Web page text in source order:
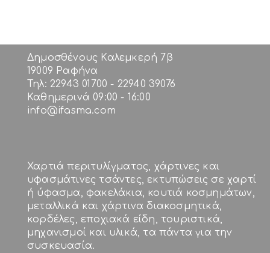
Δημοσθένους Καλεμκερή 7β
19009 Ραφήνα
Τηλ: 22943 01700 - 22940 39076
Καθημερινά 09:00 - 16:00
info@ifasma.com
Χαρτιά περιτυλίγματος, χάρτινες και
υφασμάτινες τσάντες, εκτυπώσεις σε χαρτί
ή ύφασμα, φακελάκια, κουτιά κοσμημάτων,
μεταλλικά και χάρτινα διακοσμητικά,
κορδέλες, εποχιακά είδη, τουριστικά,
μηχανισμοί και υλικά, τα πάντα για την
συσκευασία.